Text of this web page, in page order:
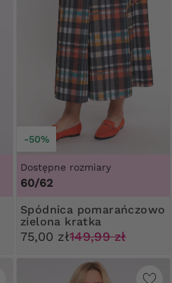
-50%
Dostępne rozmiary
60/62
Spódnica pomarańczowo
zielona kratka
75,00 zł149,99 zł